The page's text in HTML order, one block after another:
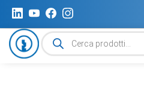
Ricerca
prodotti